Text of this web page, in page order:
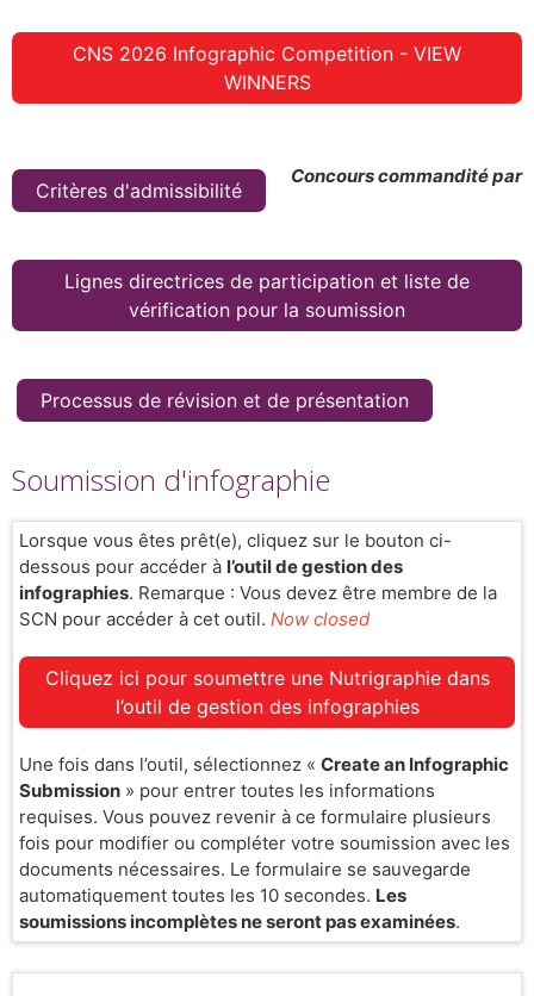
CNS 2026 Infographic Competition - VIEW
WINNERS
Concours commandité par
Critères d'admissibilité
Lignes directrices de participation et liste de
vérification pour la soumission
Processus de révision et de présentation
Soumission d'infographie
Lorsque vous êtes prêt(e), cliquez sur le bouton ci-
dessous pour accéder à l’outil de gestion des
infographies. Remarque : Vous devez être membre de la
SCN pour accéder à cet outil. Now closed
Cliquez ici pour soumettre une Nutrigraphie dans
l’outil de gestion des infographies
Une fois dans l’outil, sélectionnez « Create an Infographic
Submission » pour entrer toutes les informations
requises. Vous pouvez revenir à ce formulaire plusieurs
fois pour modifier ou compléter votre soumission avec les
documents nécessaires. Le formulaire se sauvegarde
automatiquement toutes les 10 secondes. Les
soumissions incomplètes ne seront pas examinées.